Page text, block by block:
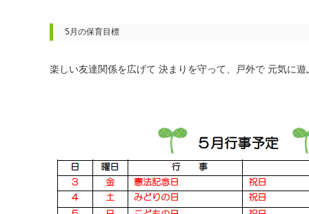
5月の保育目標
楽しい友達関係を広げて 決まりを守って、戸外で 元気に遊